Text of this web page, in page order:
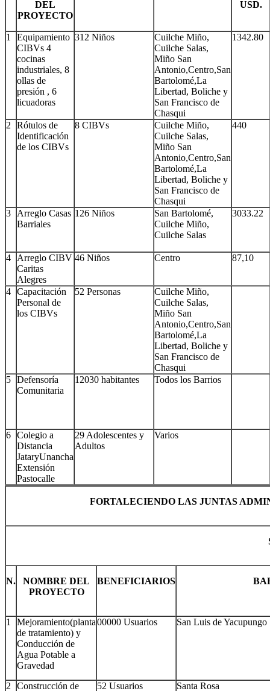
DEL
PROYECTO
USD.
1
Equipamiento
CIBVs 4
cocinas
industriales, 8
ollas de
presión , 6
licuadoras
312 Niños
Cuilche Miño,
Cuilche Salas,
Miño San
Antonio,Centro,San
Bartolomé,La
Libertad, Boliche y
San Francisco de
Chasqui
1342.80
2
Rótulos de
Identificación
de los CIBVs
8 CIBVs
Cuilche Miño,
Cuilche Salas,
Miño San
Antonio,Centro,San
Bartolomé,La
Libertad, Boliche y
San Francisco de
Chasqui
440
3
Arreglo Casas
Barriales
126 Niños
San Bartolomé,
Cuilche Miño,
Cuilche Salas
3033.22
4
Arreglo CIBV
Caritas
Alegres
46 Niños Centro 87,10
4 Capacitación
Personal de
los CIBVs
52 Personas
Cuilche Miño,
Cuilche Salas,
Miño San
Antonio,Centro,San
Bartolomé,La
Libertad, Boliche y
San Francisco de
Chasqui
5 Defensoría
Comunitaria
12030 habitantes Todos los Barrios
6 Colegio a
Distancia
JataryUnancha
Extensión
Pastocalle
29 Adolescentes y
Adultos
Varios
FORTALECIENDO LAS JUNTAS
N.
NOMBRE DEL
PROYECTO
BENEFICIARIOS
1
Mejoramiento(planta
de tratamiento) y
Conducción de
Agua Potable a
Gravedad
00000 Usuarios San Luis de Yacupungo
2
Construcción de
52 Usuarios Santa Rosa